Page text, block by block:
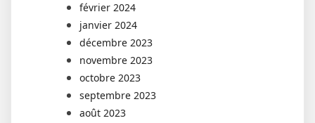
février 2024
janvier 2024
décembre 2023
novembre 2023
octobre 2023
septembre 2023
août 2023